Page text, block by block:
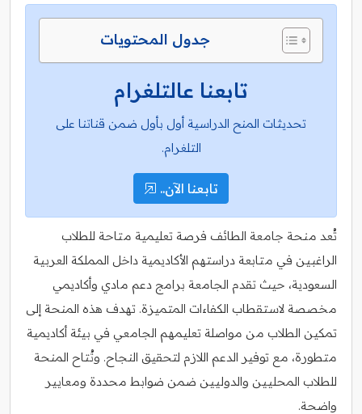
جدول المحتويات
تابعنا عالتلغرام
تحديثات المنح الدراسية أول بأول ضمن قناتنا على
التلغرام.
تابعنا الآن..
تُعد منحة جامعة الطائف فرصة تعليمية متاحة للطلاب
الراغبين في متابعة دراستهم الأكاديمية داخل المملكة العربية
السعودية، حيث تقدم الجامعة برامج دعم مادي وأكاديمي
مخصصة لاستقطاب الكفاءات المتميزة. تهدف هذه المنحة إلى
تمكين الطلاب من مواصلة تعليمهم الجامعي في بيئة أكاديمية
متطورة، مع توفير الدعم اللازم لتحقيق النجاح. وتُتاح المنحة
للطلاب المحليين والدوليين ضمن ضوابط محددة ومعايير
واضحة.